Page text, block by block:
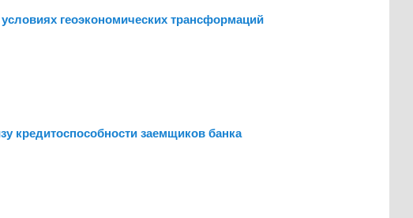
геоэкономических трансформаций
кредитоспособности заемщиков банка